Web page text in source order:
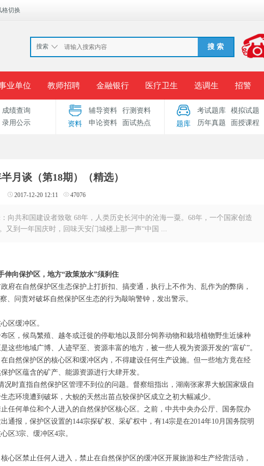
格切换
搜索 搜 索
业单位 教师招聘 金融银行 医疗卫生 选调生 招警
导 准考证打印 成绩查询 录用公示 考试题库
成绩查询
录用公示 资料
辅导资料
行测资料
申论资料
面试热点 题库
考试题库
模拟试题
历年真题
面授课程
月谈（第18期）（精选）
2017-12-20 12:11 47076
向共和国建设者致敬 68年，人类历史长河中的沧海一粟。68年，一个国家创造
又到一年国庆时，回味天安门城楼上那一声“中国 ...
伸向保护区，地方“政策放水”须刹住
府在自然保护区生态保护上打折扣、搞变通，执行上不作为、乱作为的弊病，
、问责对破坏自然保护区生态的行为敲响警钟，发出警示。
区缓冲区。
区，候鸟繁殖、越冬或迁徙的停歇地以及部分饲养动物和栽培植物野生近缘种
这些地域广博、人迹罕至、资源丰富的地方，被一些人视为资源开发的“富矿”。
自然保护区的核心区和缓冲区内，不得建设任何生产设施。但一些地方竟在经
护区蕴含的矿产、能源资源进行大肆开发。
况时直指自然保护区管理不到位的问题。督察组指出，湖南张家界大鲵国家级自
态环境遭到破坏，大鲵的天然出苗点较保护区成立之初大幅减少。
任何单位和个人进入的自然保护区核心区。之前，中共中央办公厅、国务院办
通报，保护区设置的144宗探矿权、采矿权中，有14宗是在2014年10月国务院明
区3宗、缓冲区4宗。
心区禁止任何人进入，禁止在自然保护区的缓冲区开展旅游和生产经营活动，